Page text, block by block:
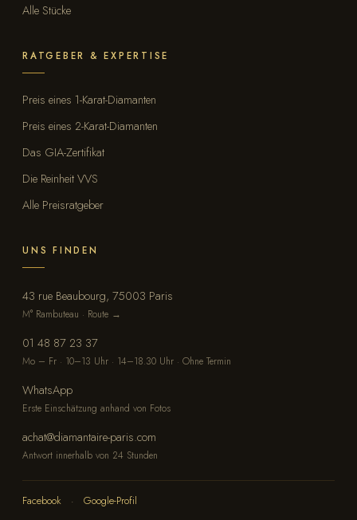
Alle Stücke
RATGEBER & EXPERTISE
Preis eines 1-Karat-Diamanten
Preis eines 2-Karat-Diamanten
Das GIA-Zertifikat
Die Reinheit VVS
Alle Preisratgeber
UNS FINDEN
43 rue Beaubourg, 75003 Paris
M° Rambuteau · Route →
01 48 87 23 37
Mo – Fr · 10–13 Uhr · 14–18.30 Uhr · Ohne Termin
WhatsApp
Erste Einschätzung anhand von Fotos
achat@diamantaire-paris.com
Antwort innerhalb von 24 Stunden
Facebook · Google-Profil